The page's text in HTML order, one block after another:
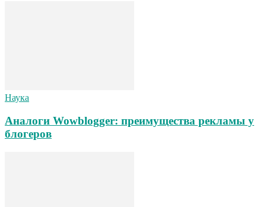
Наука
Аналоги Wowblogger: преимущества рекламы у
блогеров